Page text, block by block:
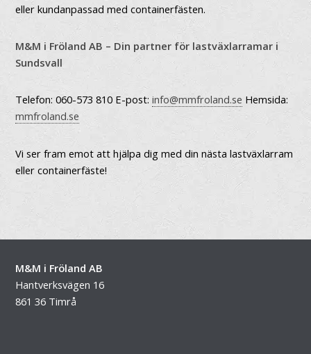
eller kundanpassad med containerfästen.
M&M i Fröland AB – Din partner för lastväxlarramar i
Sundsvall
Telefon: 060-573 810 E-post: info@mmfroland.se Hemsida:
mmfroland.se
Vi ser fram emot att hjälpa dig med din nästa lastväxlarram
eller containerfäste!
M&M i Fröland AB
Hantverksvägen 16
861 36 Timrå